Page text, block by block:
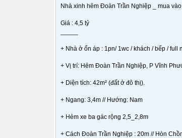
Nhà xinh hẻm Đoàn Trần Nghiệp _ mua
Giá : 4,5 tỷ
+ Nhà ở ổn áp : 1pn/ 1wc / khách / bếp / full
+ Vị trí: Hẻm Đoàn Trần Nghiệp, P Vĩnh
+ Diện tích: 42m² (đất ở đô thị).
+ Ngang: 3,4m // Hướng: Nam
+ Hẻm xe ba gác rộng 2,5_2,8m
+ Cách Đoàn Trần Nghiệp : 20m // Hòn